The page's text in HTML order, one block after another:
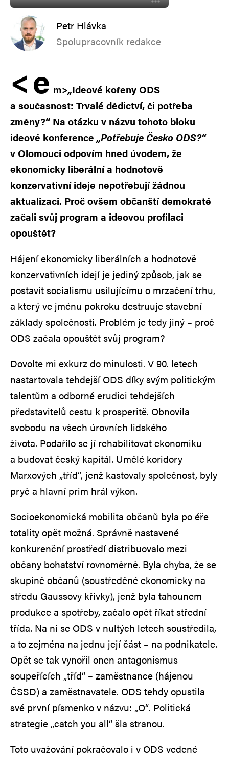
Petr Hlávka
Spolupracovník redakce
<e m>„Ideové kořeny ODS
a současnost: Trvalé dědictví, či potřeba
změny?“ Na otázku v názvu tohoto bloku
ideové konference „Potřebuje Česko ODS?“
v Olomouci odpovím hned úvodem, že
ekonomicky liberální a hodnotově
konzervativní ideje nepotřebují žádnou
aktualizaci. Proč ovšem občanští demokraté
začali svůj program a ideovou profilaci
opouštět?
Hájení ekonomicky liberálních a hodnotově
konzervativních idejí je jediný způsob, jak se
postavit socialismu usilujícímu o mrzačení trhu,
a který ve jménu pokroku destruuje stavební
základy společnosti. Problém je tedy jiný – proč
ODS začala opouštět svůj program?
Dovolte mi exkurz do minulosti. V 90. letech
nastartovala tehdejší ODS díky svým politickým
talentům a odborné erudici tehdejších
představitelů cestu k prosperitě. Obnovila
svobodu na všech úrovních lidského
života. Podařilo se jí rehabilitovat ekonomiku
a budovat český kapitál. Umělé koridory
Marxových „tříd“, jenž kastovaly společnost, byly
pryč a hlavní prim hrál výkon.
Socioekonomická mobilita občanů byla po éře
totality opět možná. Správně nastavené
konkurenční prostředí distribuovalo mezi
občany bohatství rovnoměrně. Byla chyba, že se
skupině občanů (soustředěné ekonomicky na
středu Gaussovy křivky), jenž byla tahounem
produkce a spotřeby, začalo opět říkat střední
třída. Na ni se ODS v nultých letech soustředila,
a to zejména na jednu její část – na podnikatele.
Opět se tak vynořil onen antagonismus
soupeřících „tříd“ – zaměstnance (hájenou
ČSSD) a zaměstnavatele. ODS tehdy opustila
své první písmenko v názvu: „O“. Politická
strategie „catch you all“ šla stranou.
Toto uvažování pokračovalo i v ODS vedené